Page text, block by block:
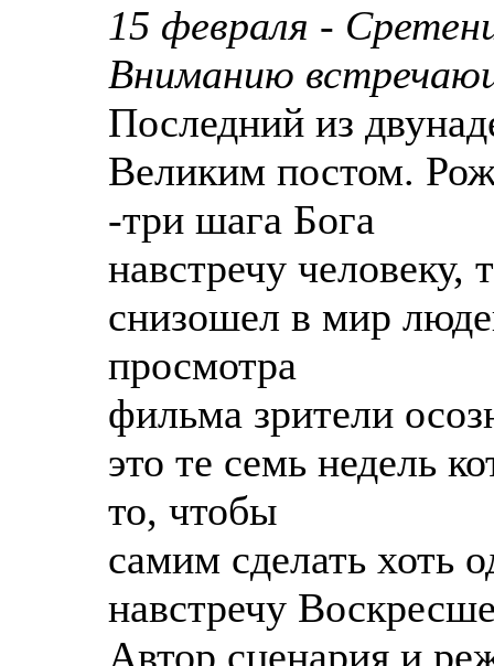
15 февраля -
Вниманию
Последний из
Великим постом.
-три шага Бога
навстречу
снизошел в мир
просмотра
фильма зрители
это те семь недель
то, чтобы
самим сделать хоть
навстречу
Автор сценария и